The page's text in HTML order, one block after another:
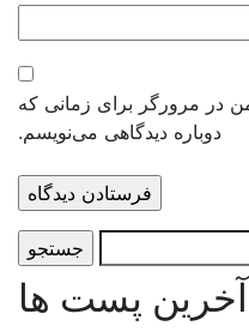
مرورگر برای زمانی که
دوباره دیدگاهی می‌نویسم.
پست ها